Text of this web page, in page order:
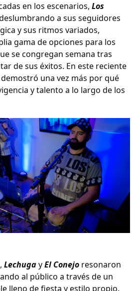
en los escenarios, Los
a sus seguidores
y sus ritmos variados,
gama de opciones para los
se congregan semana tras
de sus éxitos. En este reciente
una vez más por qué
y talento a lo largo de los
, LechugayEl Conejo resonaron
al público a través de un
lleno de fiesta y estilo propio.